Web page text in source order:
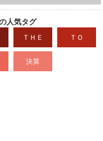
人気タグ
ＴＨＥ ＴＯ
決算